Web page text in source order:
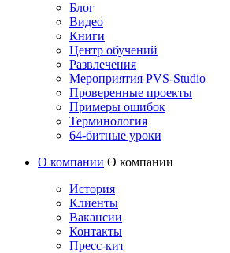
Блог
Видео
Книги
Центр обучений
Развлечения
Мероприятия PVS-Studio
Проверенные проекты
Примеры ошибок
Терминология
64-битные уроки
О компании О компании
История
Клиенты
Вакансии
Контакты
Пресс-кит